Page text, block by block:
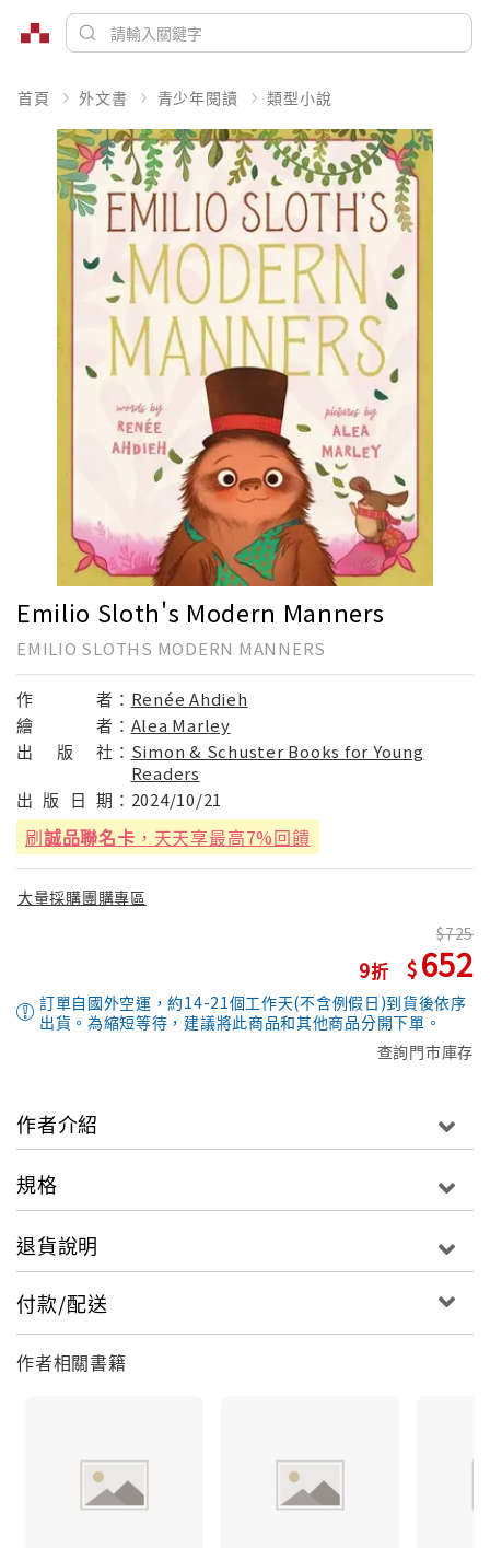
首頁 外文書 青少年閱讀 類型小說
Emilio Sloth's Modern Manners
EMILIO SLOTHS MODERN MANNERS
作 者： Renée Ahdieh
繪
者： Alea Marley
出
版 社： Simon & Schuster Books for Young
Readers
出 版 日 期： 2024/10/21
刷誠品聯名卡 ，天天享最高7%回饋
大量採購團購專區
9
725
652
訂單自國外空運，約14-21個工作天(不含例假日)到貨後依序
出貨。為縮短等待，建議將此商品和其他商品分開下單。
查詢門市庫存
作者介紹
規格
退貨說明
付款/配送
作者相關書籍